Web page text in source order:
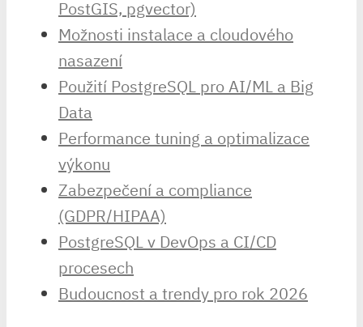
PostGIS, pgvector)
Možnosti instalace a cloudového
nasazení
Použití PostgreSQL pro AI/ML a Big
Data
Performance tuning a optimalizace
výkonu
Zabezpečení a compliance
(GDPR/HIPAA)
PostgreSQL v DevOps a CI/CD
procesech
Budoucnost a trendy pro rok 2026